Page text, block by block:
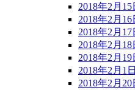
2018年2月15
2018年2月16
2018年2月17
2018年2月18
2018年2月19
2018年2月1日
2018年2月20